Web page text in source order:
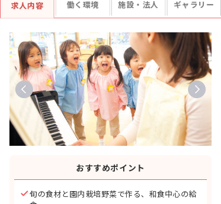
求人内容 働く環境 施設・法人 ギャラリー
おすすめポイント
旬の食材と園内栽培野菜で作る、和食中心の給